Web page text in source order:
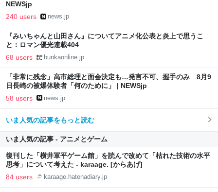
NEWSjp
240 users news.jp
『みいちゃんと山田さん』についてアニメ化公表と炎上で思うこ
と：ロマン優光連載404
68 users bunkaonline.jp
「非常に残念」高市総理と面会決定も…発言不可、握手のみ 8月9
日長崎の被爆体験者「何のために」 | NEWSjp
58 users news.jp
いま人気の記事をもっと読む
いま人気の記事 - アニメとゲーム
復刊した「横井軍平ゲーム館」を読んで改めて「枯れた技術の水平
思考」について考えた - karaage. [からあげ]
84 users karaage.hatenadiary.jp